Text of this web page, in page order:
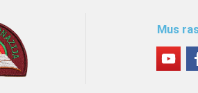
Mus